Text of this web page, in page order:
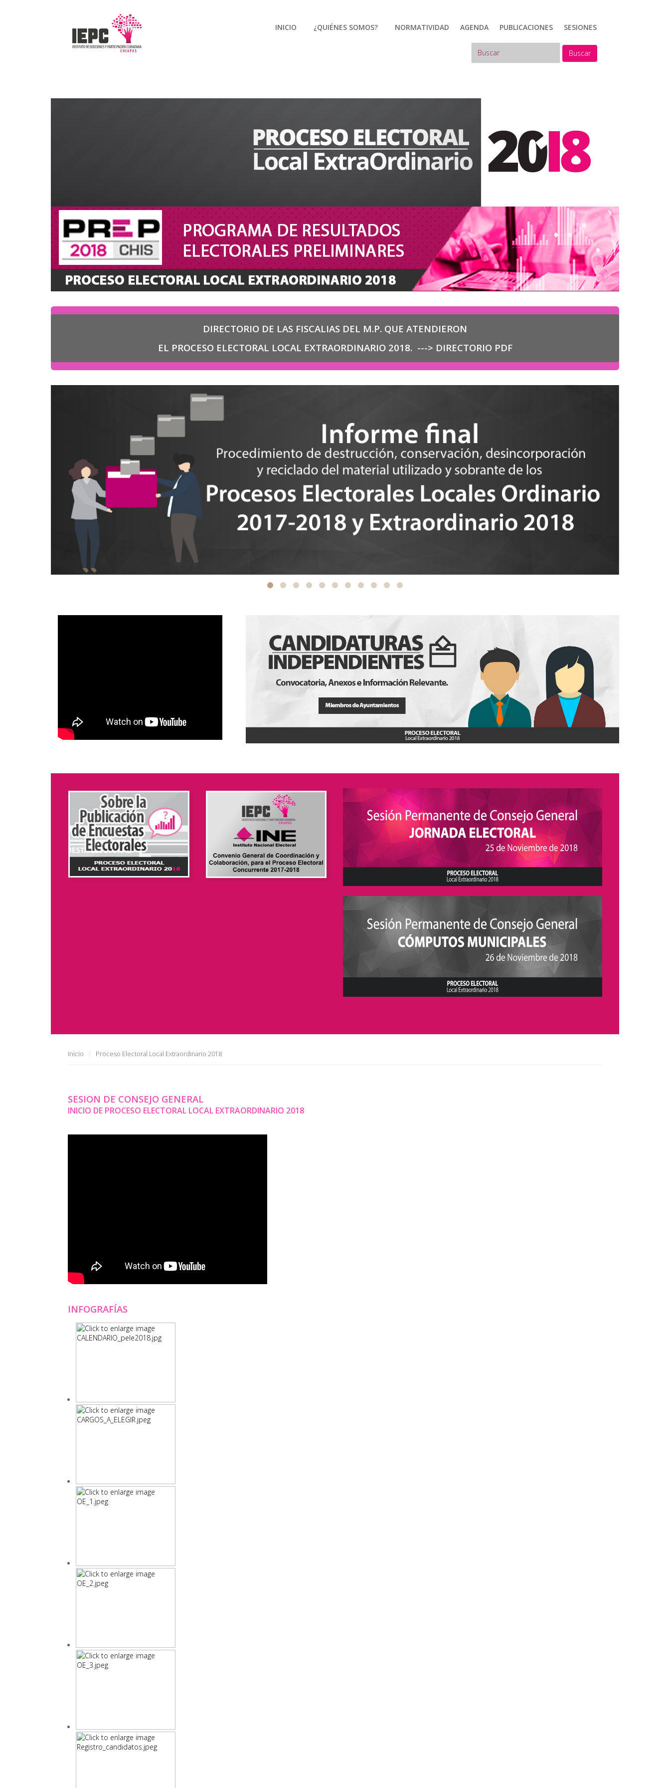
INICIO ¿QUIÉNES SOMOS? NORMATIVIDAD AGENDA PUBLICACIONES SESIONES
Buscar
DIRECTORIO DE LAS FISCALIAS DEL M.P. QUE ATENDIERON
EL PROCESO ELECTORAL LOCAL EXTRAORDINARIO 2018. ---> DIRECTORIO PDF
Inicio Proceso Electoral Local Extraordinario 2018
SESION DE CONSEJO GENERAL
INICIO DE PROCESO ELECTORAL LOCAL EXTRAORDINARIO 2018
INFOGRAFÍAS